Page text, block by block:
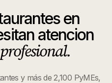
en
atencion
profesional.
y más de 2,100 PyMEs,